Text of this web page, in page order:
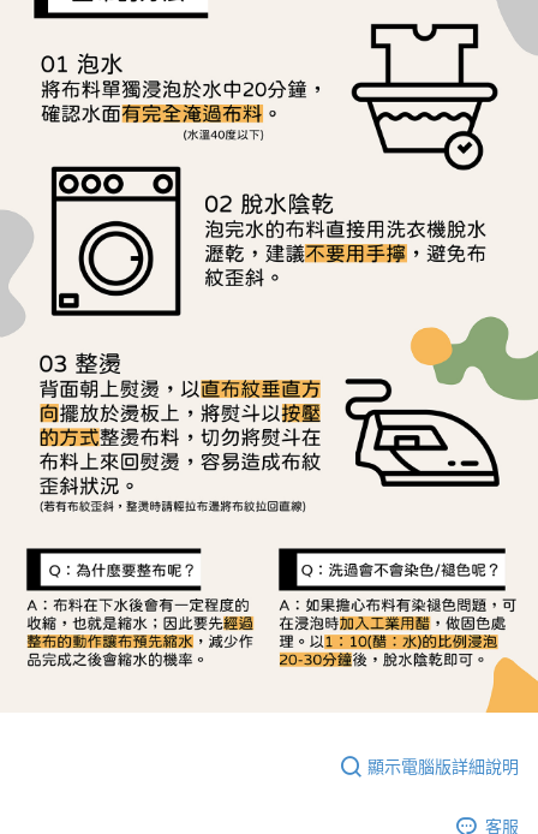
權轉讓予恩沛科技股份有限公司。
https://aftee.tw/terms/#terms3
３．未成年的使用者請事先徵得法定代理人或監護人之同意方可使用
「AFTEE先享後付」，若未經同意申辦者引起之損失，本公司不負相關責
任。
４．使用「AFTEE先享後付」時，將依據個別帳號之用戶狀況，依本公司即
時審查核予不同之上限額度；若仍有額度不足之情形，本公司將視審查結果
請求用戶進行身份認證。
５．嚴禁一人註冊多個帳號或使用他人資訊註冊。若發現惡意使用之情形，
恩沛科技股份有限公司將有權停止該用戶之使用額度並採取法律行動。
顯示電腦版詳細說明
客服